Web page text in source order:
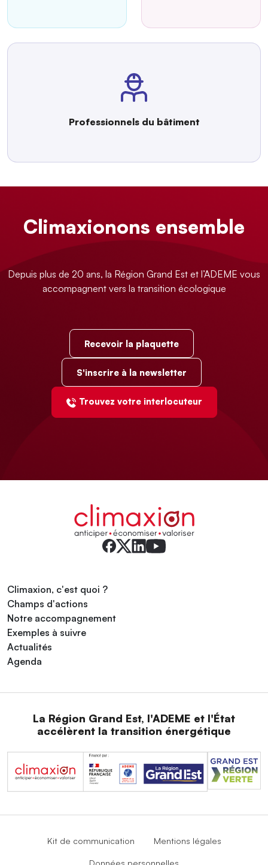
Professionnels du bâtiment
Climaxionons ensemble
Depuis plus de 20 ans, la Région Grand Est et l’ADEME vous
accompagnent vers la transition écologique
Recevoir la plaquette
S'inscrire à la newsletter
Trouvez votre interlocuteur
Climaxion, c'est quoi ?
Champs d'actions
Notre accompagnement
Exemples à suivre
Actualités
Agenda
La Région Grand Est, l'ADEME et l'État
accélèrent la transition énergétique
Kit de communication Mentions légales
Données personnelles